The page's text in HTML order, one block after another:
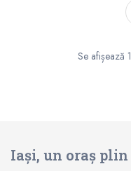
Se afișează
Iași, un oraș